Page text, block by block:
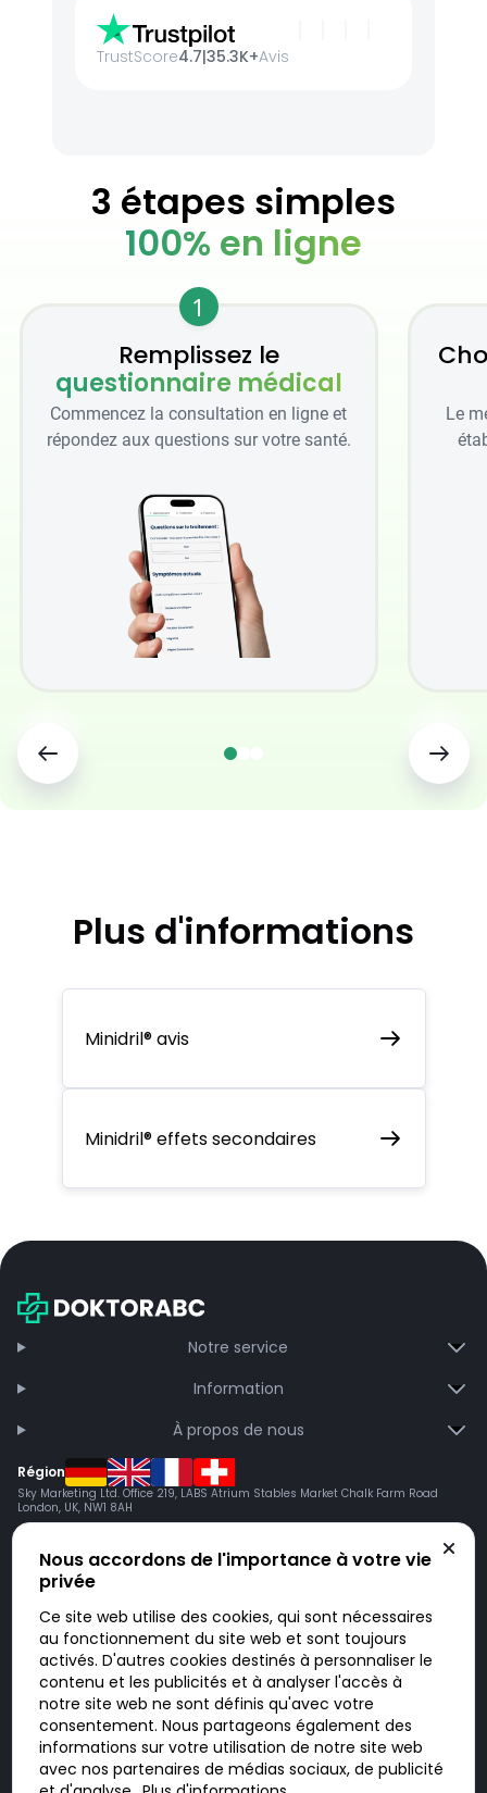
TrustScore4.7|35.3K+Avis
3 étapes simples
100% en ligne
1
Remplissez le
questionnaire médical
Commencez la consultation en ligne et
répondez aux questions sur votre santé.
Le
Plus d'informations
Minidril® avis
Minidril® effets secondaires
Notre service
Information
À propos de nous
Région
Sky Marketing Ltd. Office 219, LABS Atrium Stables Market Chalk Farm Road
London, UK, NW1 8AH
Doktorabc.com est une plateforme de mise en relation et n’est pas une
pharmacie en ligne. Nous ne vendons ni ne livrons de médicaments ou
autres produits. Les informations sur les produits, médicaments et prix
n’ont pas valeur d’offre. Vous êtes responsable du respect des lois en
vigueur dans votre pays. L’utilisation du site se fait à vos risques et sous
votre responsabilité. Vous visitez et utilisez ce site de votre propre
initiative.
Nous accordons de l'importance à votre vie
privée
Ce site web utilise des cookies, qui sont nécessaires
au fonctionnement du site web et sont toujours
activés. D'autres cookies destinés à personnaliser le
contenu et les publicités et à analyser l'accès à
notre site web ne sont définis qu'avec votre
consentement. Nous partageons également des
informations sur votre utilisation de notre site web
avec nos partenaires de médias sociaux, de publicité